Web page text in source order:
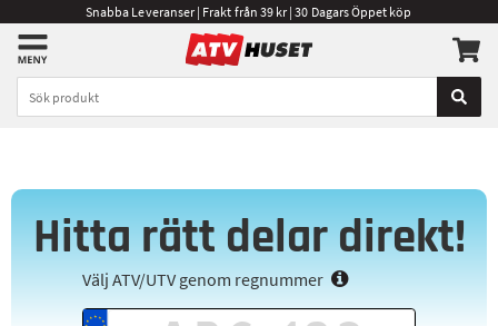
Snabba Leveranser | Frakt från 39 kr | 30 Dagars Öppet köp
Hitta rätt delar direkt!
Välj ATV/UTV genom regnummer